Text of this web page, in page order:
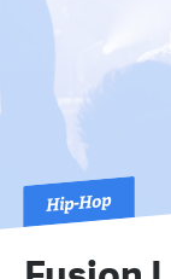
Hip-Hop